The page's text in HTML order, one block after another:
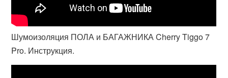
Шумоизоляция ПОЛА и БАГАЖНИКА Cherry Tiggo 7
Pro. Инструкция.